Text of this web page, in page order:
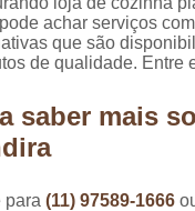
achar serviços
que são
de qualidade. Entre
saber mais
para (11) 97589-1666